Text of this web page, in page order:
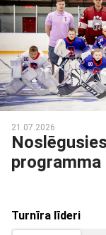
21.07.2026
programma
Turnīra līderi